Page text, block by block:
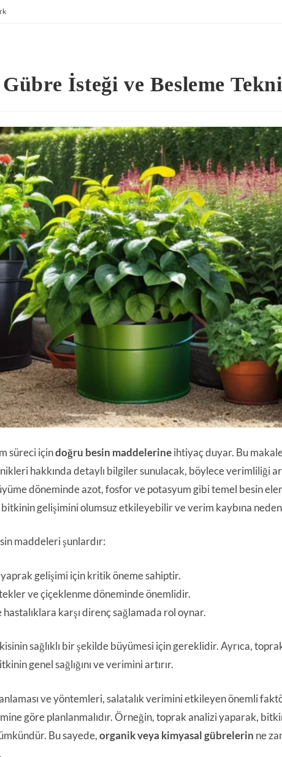
Gübre İsteği ve Besleme
süreci içindoğru besin maddelerineihtiyaç duyar. Bu
hakkında detaylı bilgiler sunulacak, böylece verimliliği
döneminde azot, fosfor ve potasyum gibi temel besin
gelişimini olumsuz etkileyebilir ve verim kaybına
maddeleri şunlardır:
gelişimi için kritik öneme sahiptir.
ve çiçeklenme döneminde önemlidir.
karşı direnç sağlamada rol oynar.
sağlıklı bir şekilde büyümesi için gereklidir. Ayrıca,
genel sağlığını ve verimini artırır.
ve yöntemleri, salatalık verimini etkileyen önemli
göre planlanmalıdır. Örneğin, toprak analizi yaparak,
Bu sayede,organik veya kimyasal gübrelerin ne